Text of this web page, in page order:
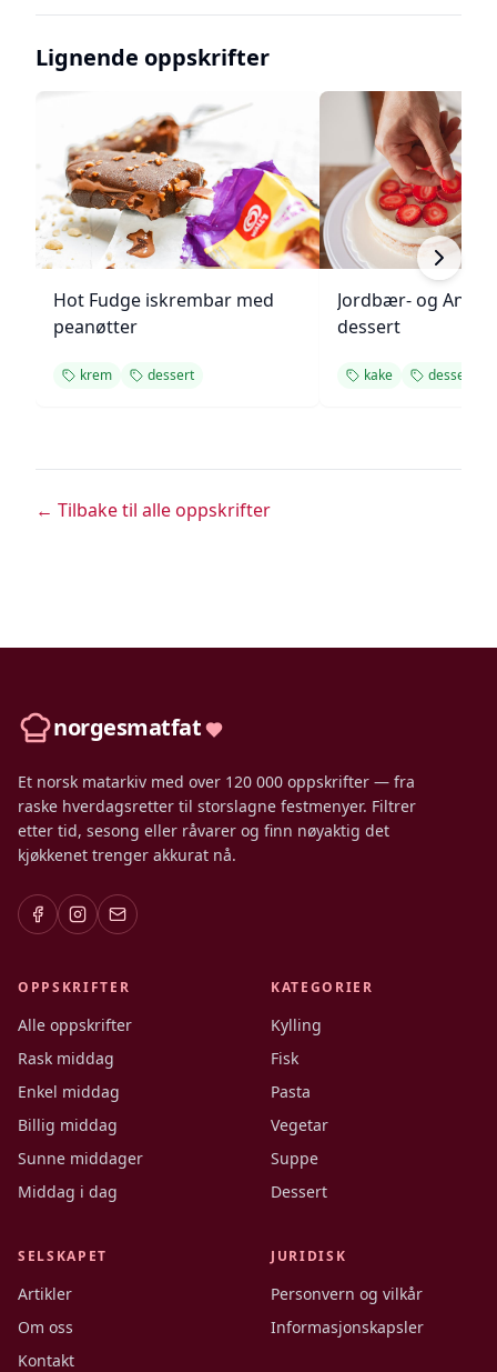
Lignende oppskrifter
Hot Fudge iskrembar med
peanøtter
krem dessert
Jordbær- og Angel
dessert
kake dessert
← Tilbake til alle oppskrifter
norgesmatfat
Et norsk matarkiv med over 120 000 oppskrifter — fra
raske hverdagsretter til storslagne festmenyer. Filtrer
etter tid, sesong eller råvarer og finn nøyaktig det
kjøkkenet trenger akkurat nå.
OPPSKRIFTER
Alle oppskrifter
Rask middag
Enkel middag
Billig middag
Sunne middager
Middag i dag
KATEGORIER
Kylling
Fisk
Pasta
Vegetar
Suppe
Dessert
SELSKAPET
Artikler
Om oss
Kontakt
JURIDISK
Personvern og vilkår
Informasjonskapsler